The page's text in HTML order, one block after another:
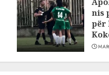
nis
për